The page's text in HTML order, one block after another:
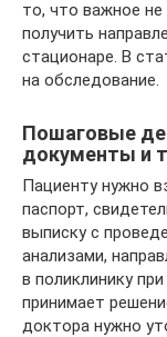
то, что важное
получить
стационаре. В
на обследование.
Пошаговые
документы и
Пациенту нужно
паспорт,
выписку с
анализами,
в поликлинику
принимает
доктора нужно